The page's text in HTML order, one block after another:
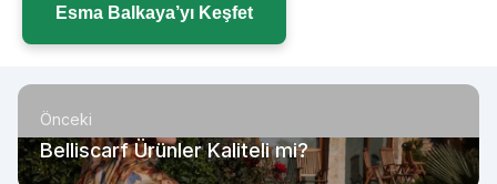
Esma Balkaya’yı Keşfet
Önceki
Belliscarf Ürünler Kaliteli mi?